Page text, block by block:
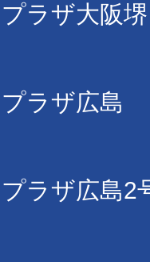
ラザ大阪堺
ラザ広島
ラザ広島2